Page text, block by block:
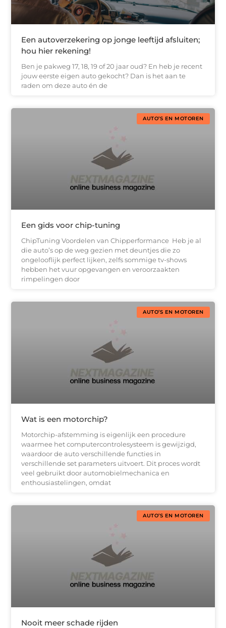
Een autoverzekering op jonge leeftijd afsluiten;
hou hier rekening!
Ben je pakweg 17, 18, 19 of 20 jaar oud? En heb je recent
jouw eerste eigen auto gekocht? Dan is het aan te
raden om deze auto én de
AUTO’S EN MOTOREN
Een gids voor chip-tuning
ChipTuning Voordelen van Chipperformance Heb je al
die auto’s op de weg gezien met deuntjes die zo
ongelooflijk perfect lijken, zelfs sommige tv-shows
hebben het vuur opgevangen en veroorzaakten
rimpelingen door
AUTO’S EN MOTOREN
Wat is een motorchip?
Motorchip-afstemming is eigenlijk een procedure
waarmee het computercontrolesysteem is gewijzigd,
waardoor de auto verschillende functies in
verschillende set parameters uitvoert. Dit proces wordt
veel gebruikt door automobielmechanica en
enthousiastelingen, omdat
AUTO’S EN MOTOREN
Nooit meer schade rijden